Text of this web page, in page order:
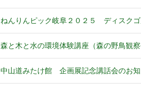
ねんりんピック岐阜２０２５ ディスク
森と木と水の環境体験講座（森の野鳥観
中山道みたけ館 企画展記念講話会のお